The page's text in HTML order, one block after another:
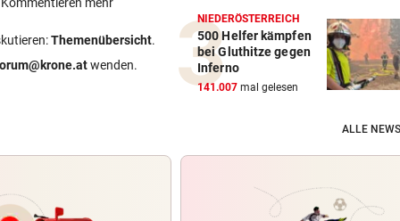
Themenübersicht.
wenden.
NIEDERÖSTERREICH
500 Helfer kämpfen
bei Gluthitze gegen
Inferno
141.007 mal gelesen
ALLE